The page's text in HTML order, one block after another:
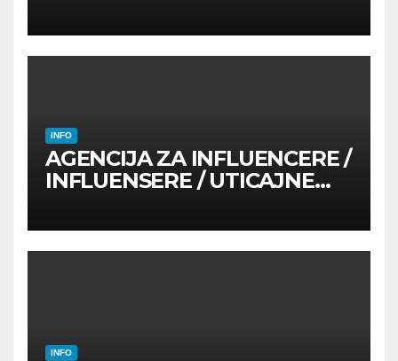
INFO
AGENCIJA ZA INFLUENCERE /
INFLUENSERE / UTICAJNE
INFO